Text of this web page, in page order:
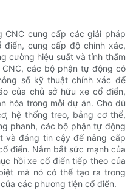
CNC cung cấp các giải pháp
cung cấp độ chính xác,
cường hiệu suất và tính thẩm
các bộ phận tự động có
số kỹ thuật chính xác để
của chủ sở hữu xe cổ điển,
hóa trong mỗi dự án. Cho dù
hệ thống treo, bảng cơ thể,
phanh, các bộ phận tự động
và đáng tin cậy để nâng cấp
điển. Nắm bắt sức mạnh của
hồi xe cổ điển tiếp theo của
mà nó có thể tạo ra trong
các phương tiện cổ điển.